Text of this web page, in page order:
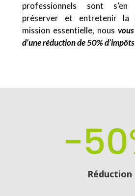
professionnels sont
préserver et entretenir la
mission essentielle, nous
d’une réduction de 50% d’impôts
-50
Réduction